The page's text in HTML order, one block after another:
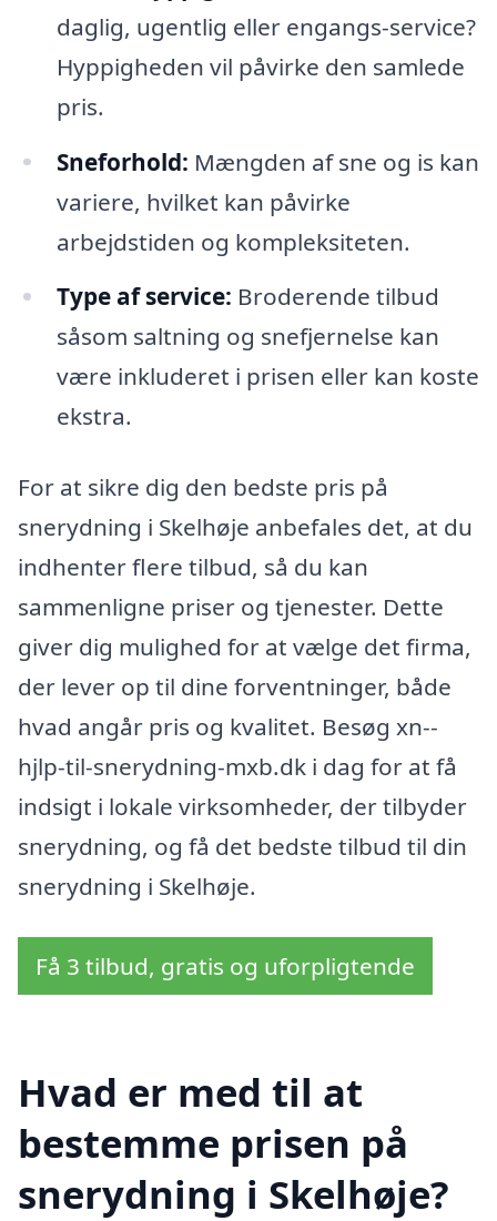
daglig, ugentlig eller engangs-service?
Hyppigheden vil påvirke den samlede
pris.
Sneforhold: Mængden af sne og is kan
variere, hvilket kan påvirke
arbejdstiden og kompleksiteten.
Type af service: Broderende tilbud
såsom saltning og snefjernelse kan
være inkluderet i prisen eller kan koste
ekstra.
For at sikre dig den bedste pris på
snerydning i Skelhøje anbefales det, at du
indhenter flere tilbud, så du kan
sammenligne priser og tjenester. Dette
giver dig mulighed for at vælge det firma,
der lever op til dine forventninger, både
hvad angår pris og kvalitet. Besøg xn--
hjlp-til-snerydning-mxb.dk i dag for at få
indsigt i lokale virksomheder, der tilbyder
snerydning, og få det bedste tilbud til din
snerydning i Skelhøje.
Få 3 tilbud, gratis og uforpligtende
Hvad er med til at
bestemme prisen på
snerydning i Skelhøje?